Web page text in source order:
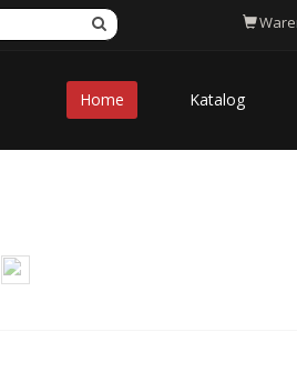
Home Katalog